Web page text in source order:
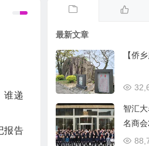
谁递
报告
最新文章
【侨
智汇
名商会
引资推